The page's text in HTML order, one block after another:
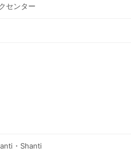
センター
・Shanti